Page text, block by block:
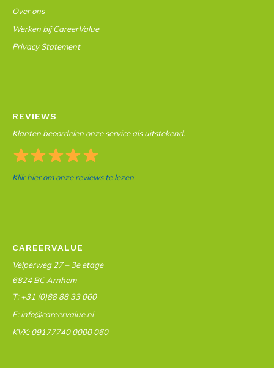
Over ons
Werken bij CareerValue
Privacy Statement
REVIEWS
Klanten beoordelen onze service als uitstekend.
Klik hier om onze reviews te lezen
CAREERVALUE
Velperweg 27 – 3e etage
6824 BC Arnhem
T: +31 (0)88 88 33 060
E: info@careervalue.nl
KVK: 09177740 0000 060